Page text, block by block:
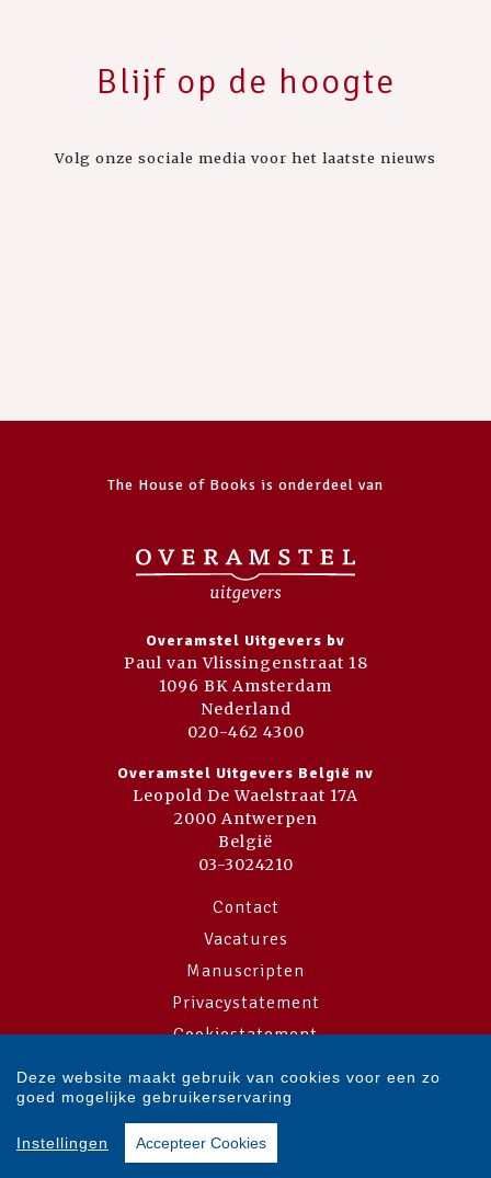
Blijf op de hoogte
Volg onze sociale media voor het laatste nieuws
The House of Books is onderdeel van
Overamstel Uitgevers bv
Paul van Vlissingenstraat 18
1096 BK Amsterdam
Nederland
020-462 4300
Overamstel Uitgevers België nv
Leopold De Waelstraat 17A
2000 Antwerpen
België
03-3024210
Contact
Vacatures
Manuscripten
Privacystatement
Cookiestatement
Cookie-instellingen
Copyright © 2007-2026 Overamstel Uitgevers - Alle rechten voorbehouden
- Ontwerp door
Deze website maakt gebruik van cookies voor een zo
goed mogelijke gebruikerservaring
Instellingen Accepteer Cookies